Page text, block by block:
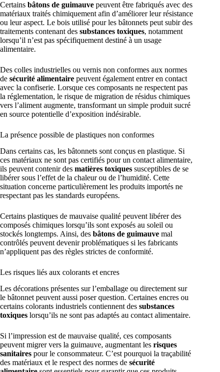
Certains bâtons de guimauve peuvent être fabriqués avec des
matériaux traités chimiquement afin d’améliorer leur résistance
ou leur aspect. Le bois utilisé pour les bâtonnets peut subir des
traitements contenant des substances toxiques, notamment
lorsqu’il n’est pas spécifiquement destiné à un usage
alimentaire.
Des colles industrielles ou vernis non conformes aux normes
de sécurité alimentaire peuvent également entrer en contact
avec la confiserie. Lorsque ces composants ne respectent pas
la réglementation, le risque de migration de résidus chimiques
vers l’aliment augmente, transformant un simple produit sucré
en source potentielle d’exposition indésirable.
La présence possible de plastiques non conformes
Dans certains cas, les bâtonnets sont conçus en plastique. Si
ces matériaux ne sont pas certifiés pour un contact alimentaire,
ils peuvent contenir des matières toxiques susceptibles de se
libérer sous l’effet de la chaleur ou de l’humidité. Cette
situation concerne particulièrement les produits importés ne
respectant pas les standards européens.
Certains plastiques de mauvaise qualité peuvent libérer des
composés chimiques lorsqu’ils sont exposés au soleil ou
stockés longtemps. Ainsi, des bâtons de guimauve mal
contrôlés peuvent devenir problématiques si les fabricants
n’appliquent pas des règles strictes de conformité.
Les risques liés aux colorants et encres
Les décorations présentes sur l’emballage ou directement sur
le bâtonnet peuvent aussi poser question. Certaines encres ou
certains colorants industriels contiennent des substances
toxiques lorsqu’ils ne sont pas adaptés au contact alimentaire.
Si l’impression est de mauvaise qualité, ces composants
peuvent migrer vers la guimauve, augmentant les risques
sanitaires pour le consommateur. C’est pourquoi la traçabilité
des matériaux et le respect des normes de sécurité